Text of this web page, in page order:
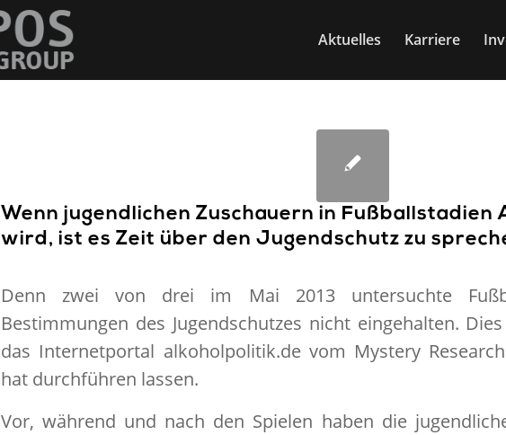
Aktuelles Karriere
Wenn jugendlichen Zuschauern in Fußballstadien
wird, ist es Zeit über den Jugendschutz zu
Denn zwei von drei im Mai 2013 untersuchte
Bestimmungen des Jugendschutzes nicht eingehalten.
das Internetportal alkoholpolitik.de vom Mystery
hat durchführen lassen.
Vor, während und nach den Spielen haben die